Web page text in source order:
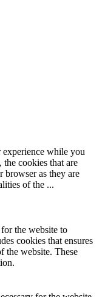
while you
cookies that are
browser as they are
of the ...
the website to
cookies that ensures
the website. These